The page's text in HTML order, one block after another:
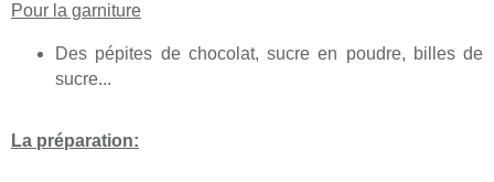
Pour la garniture
Des pépites de chocolat, sucre en poudre, billes de
sucre...
La préparation: